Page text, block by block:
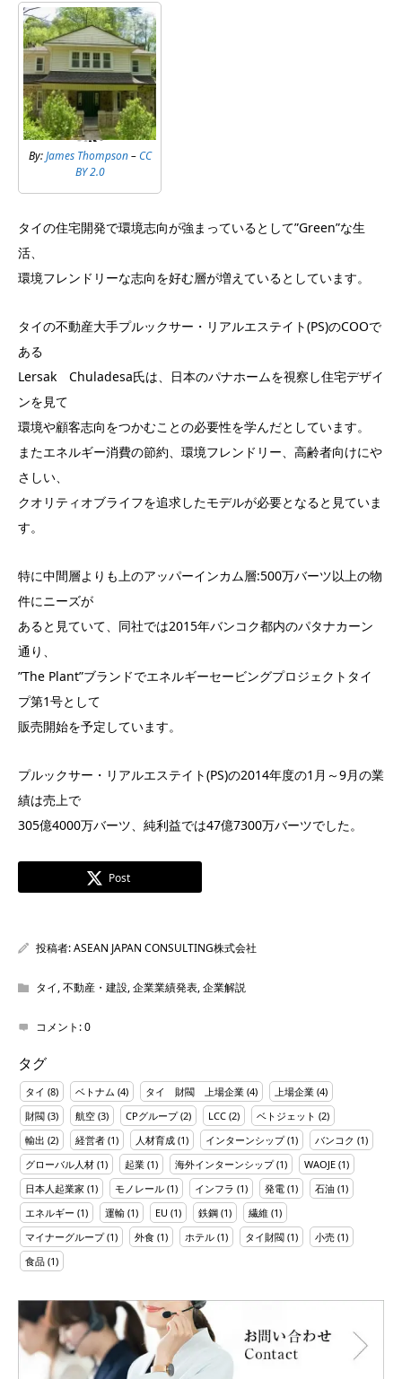
By:James Thompson–CC
BY 2.0
タイの住宅開発で環境志向が強まっているとして”Green”な生
活、
環境フレンドリーな志向を好む層が増えているとしています。
タイの不動産大手プルックサー・リアルエステイト(PS)のCOOで
ある
Lersak Chuladesa氏は、日本のパナホームを視察し住宅デザイ
ンを見て
環境や顧客志向をつかむことの必要性を学んだとしています。
またエネルギー消費の節約、環境フレンドリー、高齢者向けにや
さしい、
クオリティオブライフを追求したモデルが必要となると見ていま
す。
特に中間層よりも上のアッパーインカム層:500万バーツ以上の物
件にニーズが
あると見ていて、同社では2015年バンコク都内のパタナカーン
通り、
”The Plant”ブランドでエネルギーセービングプロジェクトタイ
プ第1号として
販売開始を予定しています。
プルックサー・リアルエステイト(PS)の2014年度の1月～9月の業
績は売上で
305億4000万バーツ、純利益では47億7300万バーツでした。
Post
投稿者:ASEAN JAPAN CONSULTING株式会社
タイ,不動産・建設,企業業績発表,企業解説
コメント:0
タグ
タイ (8) ベトナム (4) タイ 財閥 上場企業 (4) 上場企業 (4)
財閥 (3) 航空 (3) CPグループ(2) LCC (2) ベトジェット (2)
輸出 (2) 経営者 (1) 人材育成 (1) インターンシップ(1) バンコク (1)
グローバル人材 (1) 起業 (1) 海外インターンシップ(1) WAOJE (1)
日本人起業家 (1) モノレール (1) インフラ (1) 発電 (1) 石油 (1)
エネルギー (1) 運輸 (1) EU (1) 鉄鋼 (1) 繊維 (1)
マイナーグループ(1) 外食 (1) ホテル (1) タイ財閥 (1) 小売 (1)
食品 (1)